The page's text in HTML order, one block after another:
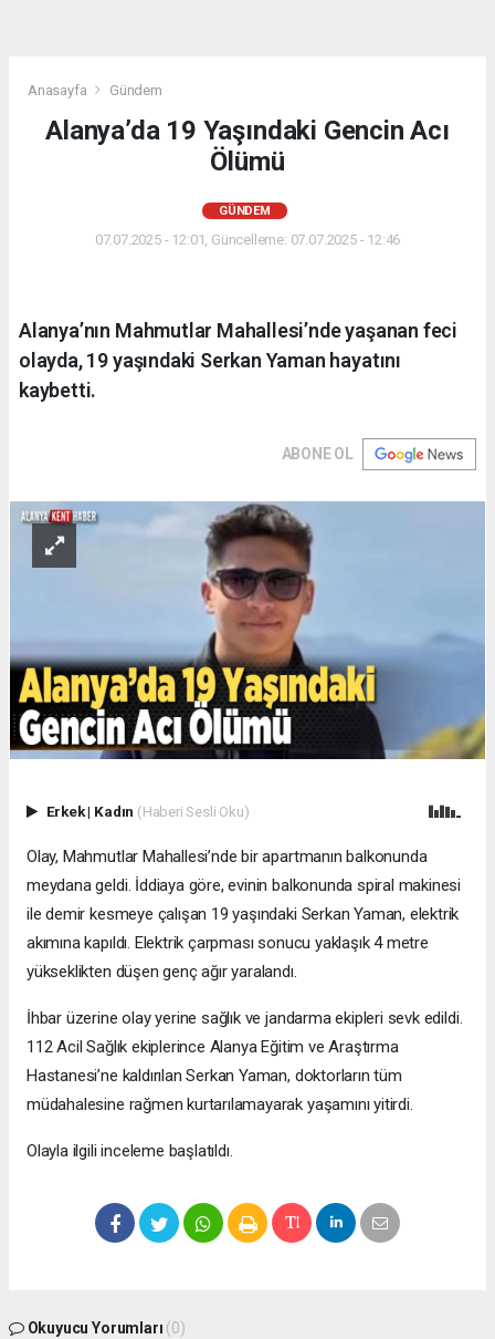
Anasayfa Gündem
Alanya’da 19 Yaşındaki Gencin Acı
Ölümü
GÜNDEM
07.07.2025 - 12:01, Güncelleme: 07.07.2025 - 12:46
Alanya’nın Mahmutlar Mahallesi’nde yaşanan feci
olayda, 19 yaşındaki Serkan Yaman hayatını
kaybetti.
ABONE OL
Erkek| Kadın (Haberi Sesli Oku)
Olay, Mahmutlar Mahallesi’nde bir apartmanın balkonunda
meydana geldi. İddiaya göre, evinin balkonunda spiral makinesi
ile demir kesmeye çalışan 19 yaşındaki Serkan Yaman, elektrik
akımına kapıldı. Elektrik çarpması sonucu yaklaşık 4 metre
yükseklikten düşen genç ağır yaralandı.
İhbar üzerine olay yerine sağlık ve jandarma ekipleri sevk edildi.
112 Acil Sağlık ekiplerince Alanya Eğitim ve Araştırma
Hastanesi’ne kaldırılan Serkan Yaman, doktorların tüm
müdahalesine rağmen kurtarılamayarak yaşamını yitirdi.
Olayla ilgili inceleme başlatıldı.
Okuyucu Yorumları (0)